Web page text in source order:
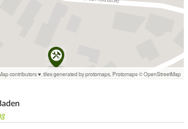
contributors ♥, tiles generated by protomaps Protomaps©OpenStreetMap